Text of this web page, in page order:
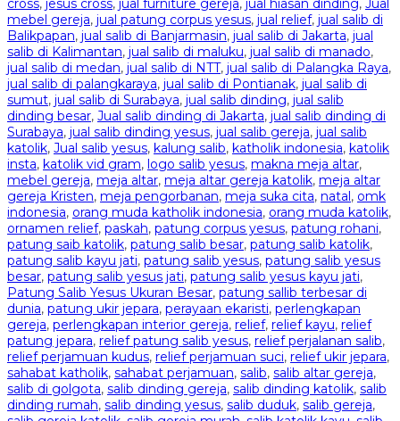
cross, jesus cross, jual furniture gereja, jual hiasan dinding, Jual
mebel gereja, jual patung corpus yesus, jual relief, jual salib di
Balikpapan, jual salib di Banjarmasin, jual salib di Jakarta, jual
salib di Kalimantan, jual salib di maluku, jual salib di manado,
jual salib di medan, jual salib di NTT, jual salib di Palangka Raya,
jual salib di palangkaraya, jual salib di Pontianak, jual salib di
sumut, jual salib di Surabaya, jual salib dinding, jual salib
dinding besar, Jual salib dinding di Jakarta, jual salib dinding di
Surabaya, jual salib dinding yesus, jual salib gereja, jual salib
katolik, Jual salib yesus, kalung salib, katholik indonesia, katolik
insta, katolik vid gram, logo salib yesus, makna meja altar,
mebel gereja, meja altar, meja altar gereja katolik, meja altar
gereja Kristen, meja pengorbanan, meja suka cita, natal, omk
indonesia, orang muda katholik indonesia, orang muda katolik,
ornamen relief, paskah, patung corpus yesus, patung rohani,
patung saib katolik, patung salib besar, patung salib katolik,
patung salib kayu jati, patung salib yesus, patung salib yesus
besar, patung salib yesus jati, patung salib yesus kayu jati,
Patung Salib Yesus Ukuran Besar, patung sallib terbesar di
dunia, patung ukir jepara, perayaan ekaristi, perlengkapan
gereja, perlengkapan interior gereja, relief, relief kayu, relief
patung jepara, relief patung salib yesus, relief perjalanan salib,
relief perjamuan kudus, relief perjamuan suci, relief ukir jepara,
sahabat katholik, sahabat perjamuan, salib, salib altar gereja,
salib di golgota, salib dinding gereja, salib dinding katolik, salib
dinding rumah, salib dinding yesus, salib duduk, salib gereja,